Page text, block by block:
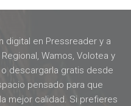
digital en Pressreader y a
Wamos, Volotea y
descargarla gratis desde
pensado para que
mejor calidad. Si prefieres